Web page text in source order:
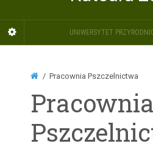
UNIWERSYTET
Pracownia Pszczelnictwa
Pracownia